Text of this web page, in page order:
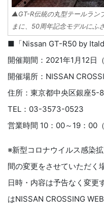
▲GT-R伝統の丸型テールラン
まに、50周年記念モデルにふ
■「Nissan GT-R50 by
開催期間：2021年1月12日
開催場所：NISSAN
住所：東京都中央区銀座5-
TEL：03-3573-0523
営業時間 10：00～19：00
※新型コロナウイルス感染
間の変更をさせていただく
日時・内容は予告なく変更
はNISSAN CROSSING